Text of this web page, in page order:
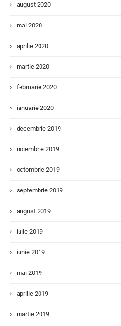
august 2020
mai 2020
aprilie 2020
martie 2020
februarie 2020
ianuarie 2020
decembrie 2019
noiembrie 2019
octombrie 2019
septembrie 2019
august 2019
iulie 2019
iunie 2019
mai 2019
aprilie 2019
martie 2019